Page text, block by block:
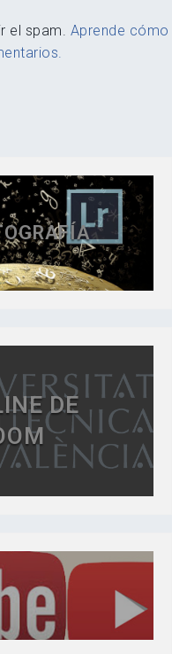
el spam. Aprende cómo
DE